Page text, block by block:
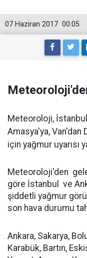
00:05
07 Haziran 2017
Meteoroloji,
Amasya'ya, Van'dan
için yağmur uyarısı
Meteoroloji'den
göre İstanbul ve
şiddetli yağmur
son hava durumu
Ankara, Sakarya,
Karabük, Bartın,